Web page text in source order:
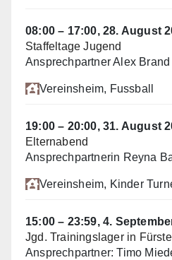
08:00 – 17:00,28. August
Staffeltage Jugend
Ansprechpartner Alex Brand
Vereinsheim, Fussball
19:00 – 20:00,31. August
Elternabend
Ansprechpartnerin Reyna
Vereinsheim, Kinder
15:00 – 23:59,4.
Jgd. Trainingslager in
Ansprechpartner: Timo